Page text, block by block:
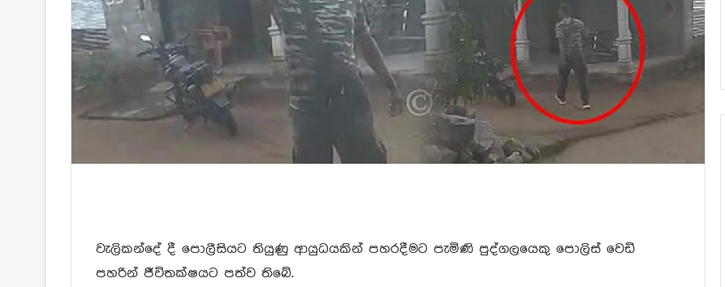
වැලිකන්දේ දී පොලීසියට තියුණු ආයුධයකින් පහරදීමට පැමිණි පුද්ගලයෙකු පොලිස් වෙඩි
පහරින් ජීවිතක්ෂයට පත්ව තිබේ.